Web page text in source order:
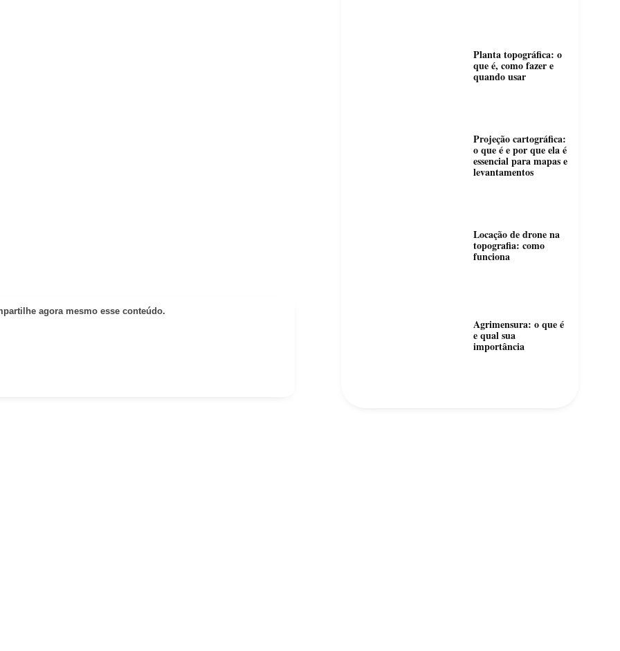
agora mesmo esse conteúdo.
Planta topográfica: o
que é, como fazer e
quando usar
Projeção cartográfica:
o que é e por que ela é
essencial para mapas e
levantamentos
Locação de drone na
topografia: como
funciona
Agrimensura: o que é
e qual sua
importância